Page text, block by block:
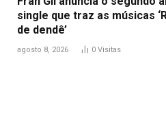
single que traz as músicas
de dendê’
agosto 8, 2026 0 Visitas